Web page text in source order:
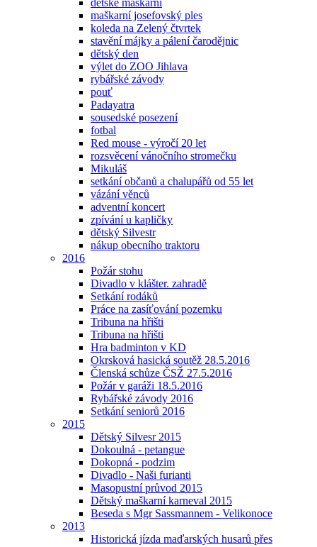
dětské maškarní
maškarní josefovský ples
koleda na Zelený čtvrtek
stavění májky a pálení čarodějnic
dětský den
výlet do ZOO Jihlava
rybářské závody
pouť
Padayatra
sousedské posezení
fotbal
Red mouse - výročí 20 let
rozsvěcení vánočního stromečku
Mikuláš
setkání občanů a chalupářů od 55 let
vázání věnců
adventní koncert
zpívání u kapličky
dětský Silvestr
nákup obecního traktoru
2016
Požár stohu
Divadlo v klášter. zahradě
Setkání rodáků
Práce na zasíťování pozemku
Tribuna na hřišti
Tribuna na hřišti
Hra badminton v KD
Okrsková hasická soutěž 28.5.2016
Členská schůze ČSŽ 27.5.2016
Požár v garáži 18.5.2016
Rybářské závody 2016
Setkání seniorů 2016
2015
Dětský Silvesr 2015
Dokoulná - petangue
Dokopná - podzim
Divadlo - Naši furianti
Masopustní průvod 2015
Dětský maškarní karneval 2015
Beseda s Mgr Sassmannem - Velikonoce
2013
Historická jízda maďarských husarů přes